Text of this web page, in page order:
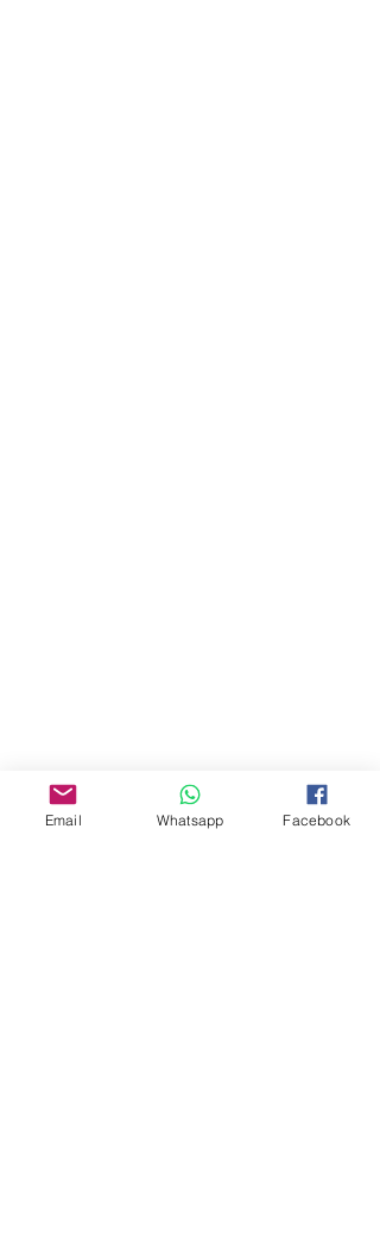
Email Whatsapp Facebook